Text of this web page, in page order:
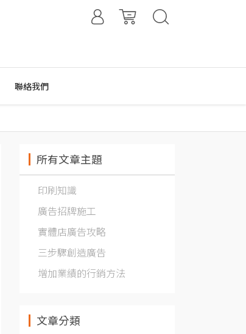
聯絡我們
所有文章主題
印刷知識
廣告招牌施工
實體店廣告攻略
三步驟創造廣告
增加業績的行銷方法
文章分類